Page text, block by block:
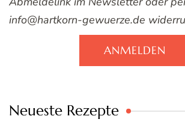
info@hartkorn-gewuerze.de
ANMELDEN
Neueste Rezepte